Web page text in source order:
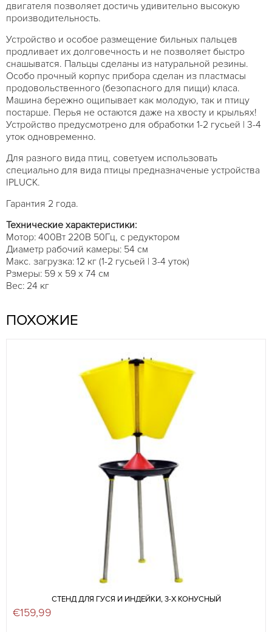
двигателя позволяет достичь удивительно высокую
производительность.
Устройство и особое размещение бильных пальцев
продливает их долговечность и не позволяет быстро
снашыватся. Пальцы сделаны из натуральной резины.
Особо прочный корпус прибора сделан из пластмасы
продовольственного (безопасного для пищи) класа.
Машина бережно ощипывает как молодую, так и птицу
постарше. Перья не остаются даже на хвосту и крыльях!
Устройство предусмотрено для обработки 1-2 гусьей | 3-4
уток одновременно.
Для разного вида птиц, советуем использовать
специально для вида птицы предназначеные устройства
IPLUCK.
Гарантия 2 года.
Технические характеристики:
Мотор: 400Вт 220В 50Гц, с редуктором
Диаметр рабочий камеры: 54 см
Макс. загрузка: 12 кг (1-2 гусьей | 3-4 уток)
Рзмеры: 59 х 59 х 74 см
Вес: 24 кг
ПОХОЖИЕ
СТЕНД ДЛЯ ГУСЯ И ИНДЕЙКИ, 3-Х КОНУСНЫЙ
€159,99